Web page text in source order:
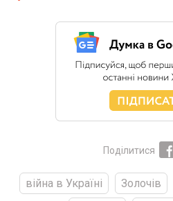
Поділитися
війна в Україні Золочів